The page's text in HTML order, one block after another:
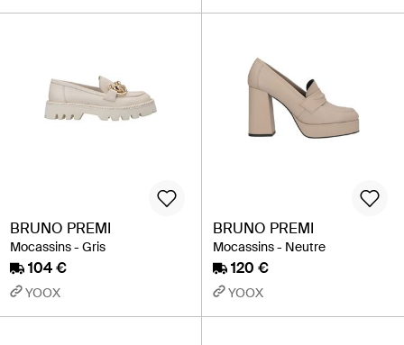
BRUNO PREMI
Mocassins - Gris
104 €
YOOX
BRUNO PREMI
Mocassins - Neutre
120 €
YOOX